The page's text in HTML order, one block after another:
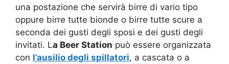
una postazione che servirà birre di vario tipo
oppure birre tutte bionde o birre tutte scure a
seconda dei gusti degli sposi e dei gusti degli
invitati. La Beer Station può essere organizzata
con l’ausilio degli spillatori, a cascata o a